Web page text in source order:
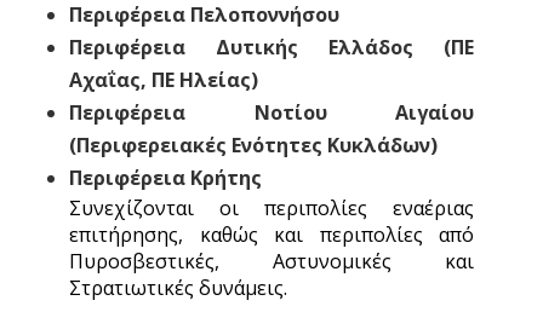
Περιφέρεια Πελοποννήσου
Περιφέρεια Δυτικής Ελλάδος (ΠΕ
Αχαΐας, ΠΕ Ηλείας)
Περιφέρεια Νοτίου Αιγαίου
(Περιφερειακές Ενότητες Κυκλάδων)
Περιφέρεια Κρήτης
Συνεχίζονται οι περιπολίες εναέριας
επιτήρησης, καθώς και περιπολίες από
Πυροσβεστικές, Αστυνομικές και
Στρατιωτικές δυνάμεις.